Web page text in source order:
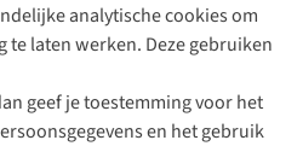
analytische cookies om
te laten werken. Deze gebruiken
geef je toestemming voor het
en het gebruik